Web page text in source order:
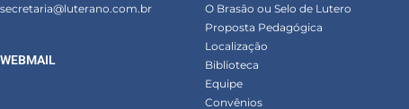
secretaria@luterano.com.br
WEBMAIL
O Brasão ou Selo de Lutero
Proposta Pedagógica
Localização
Biblioteca
Equipe
Convênios